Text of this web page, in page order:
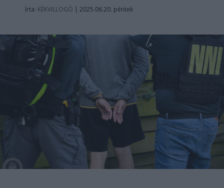
Írta: KÉKVILLOGÓ | 2025.06.20. péntek